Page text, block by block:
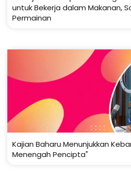
untuk Bekerja dalam Makanan,
Permainan
Kajian Baharu Menunjukkan
Menengah Pencipta"